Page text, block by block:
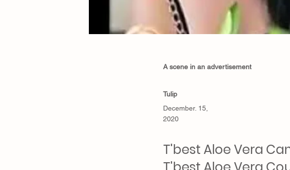
A scene in an advertisement
Tulip
December. 15,
2020
T'best Aloe Vera